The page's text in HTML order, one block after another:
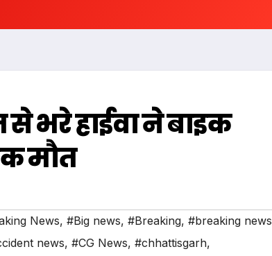
भरे हाईवा ने बाइक
मौत
News, #Big news, #Breaking, #breaking news
news, #CG News, #chhattisgarh,